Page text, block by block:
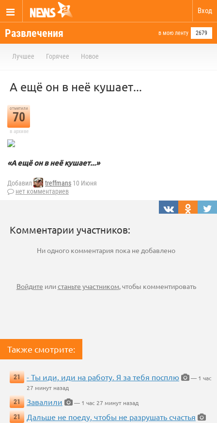
Вход
Развлечения в мою ленту 2679
Лучшее Горячее Новое
А ещё он в неё кушает...
отметили
70
в архиве
«А ещё он в неё кушает...»
Добавил treffmans 10 Июня
нет комментариев
Комментарии участников:
Ни одного комментария пока не добавлено
Войдите илистаньте участником, чтобы комментировать
Также смотрите:
21 - Ты иди, иди на работу. Я за тебя посплю
— 1 час
27 минут назад
21
Завалили
— 1 час 27 минут назад
21
Дальше не поеду, чтобы не разрушать счастья